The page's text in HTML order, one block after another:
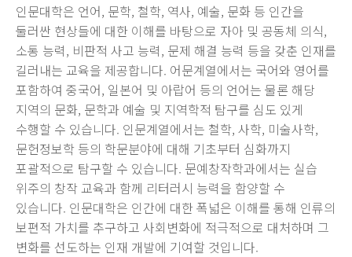
인문대학은 언어, 문학, 철학, 역사, 예술, 문화 등 인간을
둘러싼 현상들에 대한 이해를 바탕으로 자아 및 공동체 의식,
소통 능력, 비판적 사고 능력, 문제 해결 능력 등을 갖춘 인재를
길러내는 교육을 제공합니다. 어문계열에서는 국어와 영어를
포함하여 중국어, 일본어 및 아랍어 등의 언어는 물론 해당
지역의 문화, 문학과 예술 및 지역학적 탐구를 심도 있게
수행할 수 있습니다. 인문계열에서는 철학, 사학, 미술사학,
문헌정보학 등의 학문분야에 대해 기초부터 심화까지
포괄적으로 탐구할 수 있습니다. 문예창작학과에서는 실습
위주의 창작 교육과 함께 리터러시 능력을 함양할 수
있습니다. 인문대학은 인간에 대한 폭넓은 이해를 통해 인류의
보편적 가치를 추구하고 사회변화에 적극적으로 대처하며 그
변화를 선도하는 인재 개발에 기여할 것입니다.